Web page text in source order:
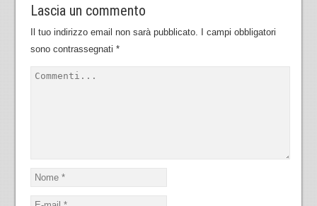
Lascia un commento
Il tuo indirizzo email non sarà pubblicato. I campi obbligatori
sono contrassegnati *